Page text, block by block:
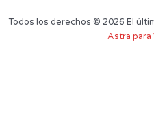
Todos los derechos © 2026 El
Astra para